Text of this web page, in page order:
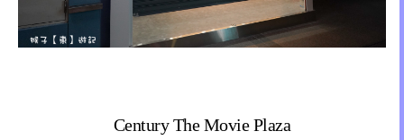
Century The Movie Plaza